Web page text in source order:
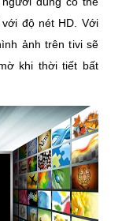
độ nét HD. Với
ảnh trên tivi sẽ
khi thời tiết bất